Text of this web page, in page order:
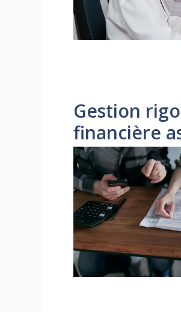
Gestion
financière